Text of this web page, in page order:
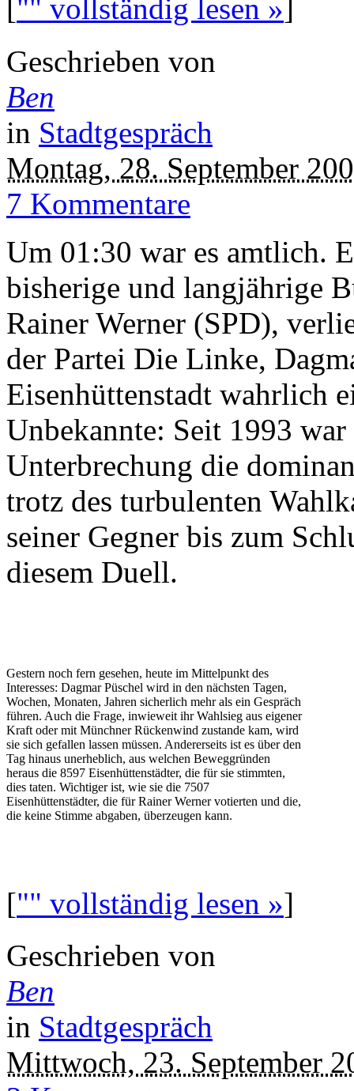
["" vollständig lesen »]
Geschrieben von
Ben
in Stadtgespräch
Montag, 28. September
7 Kommentare
Um 01:30 war es amtlich.
bisherige und langjährige
Rainer Werner (SPD),
der Partei Die Linke,
Eisenhüttenstadt wahrlich
Unbekannte: Seit 1993
Unterbrechung die
trotz des turbulenten
seiner Gegner bis zum
diesem Duell.
Gestern noch fern gesehen, heute im Mittelpunkt des
Interesses: Dagmar Püschel wird in den nächsten Tagen,
Wochen, Monaten, Jahren sicherlich mehr als ein Gespräch
führen. Auch die Frage, inwieweit ihr Wahlsieg aus eigener
Kraft oder mit Münchner Rückenwind zustande kam, wird
sie sich gefallen lassen müssen. Andererseits ist es über den
Tag hinaus unerheblich, aus welchen Beweggründen
heraus die 8597 Eisenhüttenstädter, die für sie stimmten,
dies taten. Wichtiger ist, wie sie die 7507
Eisenhüttenstädter, die für Rainer Werner votierten und die,
die keine Stimme abgaben, überzeugen kann.
["" vollständig lesen »]
Geschrieben von
Ben
in Stadtgespräch
Mittwoch, 23. September